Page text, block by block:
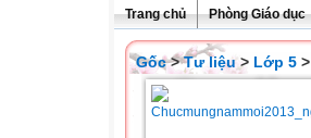
Trang chủ Phòng Giáo dục
Gốc>Tư liệu> Lớp 5 >